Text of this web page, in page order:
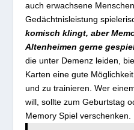
auch erwachsene
Gedächtnisleistung
komisch klingt, aber
Altenheimen gerne
die unter Demenz leiden,
Karten eine gute
und zu trainieren. Wer
will, sollte zum Geburtstag
Memory Spiel verschenken.